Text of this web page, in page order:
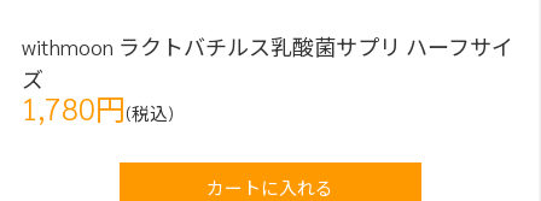
withmoon ラクトバチルス乳酸菌サプリ ハーフサイ
ズ
1,780円(税込)
カートに入れる